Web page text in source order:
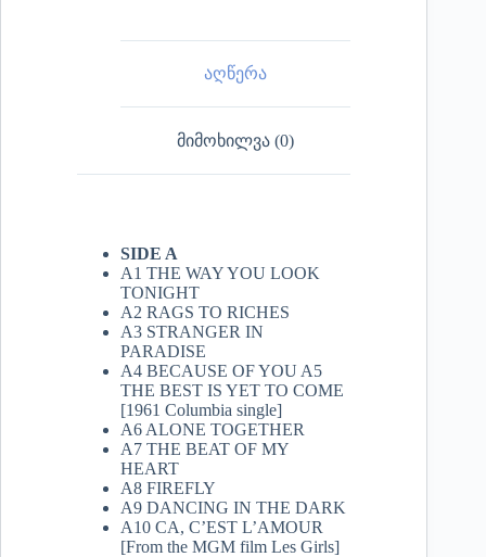
აღწერა
მიმოხილვა (0)
SIDE A
A1 THE WAY YOU LOOK
TONIGHT
A2 RAGS TO RICHES
A3 STRANGER IN
PARADISE
A4 BECAUSE OF YOU A5
THE BEST IS YET TO COME
[1961 Columbia single]
A6 ALONE TOGETHER
A7 THE BEAT OF MY
HEART
A8 FIREFLY
A9 DANCING IN THE DARK
A10 CA, C’EST L’AMOUR
[From the MGM film Les Girls]